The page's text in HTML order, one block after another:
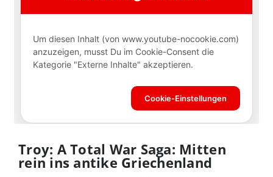
Troy: A Total War Saga: Mitten
rein ins antike Griechenland